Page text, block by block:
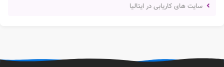
سایت های کاریابی در ایتالیا